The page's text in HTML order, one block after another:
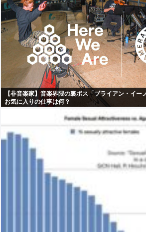
【非音楽家】音楽界隈の裏ボス「ブライアン・イー
お気に入りの仕事は何？